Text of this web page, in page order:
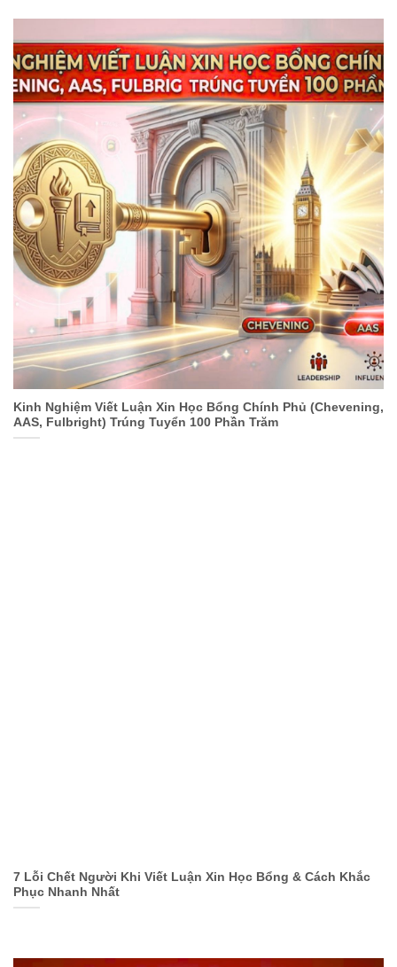
Kinh Nghiệm Viết Luận Xin Học Bổng Chính Phủ (Chevening,
AAS, Fulbright) Trúng Tuyển 100 Phần Trăm
7 Lỗi Chết Người Khi Viết Luận Xin Học Bổng & Cách Khắc
Phục Nhanh Nhất